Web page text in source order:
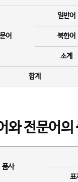
어
일반어
북한어
소계
합계
와 전문어의
품사
표